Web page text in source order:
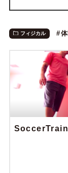
フィジカル